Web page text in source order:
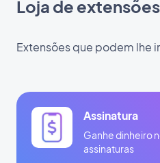
Loja de extensões
Extensões que podem lhe
Assinatura
Ganhe dinheiro
assinaturas